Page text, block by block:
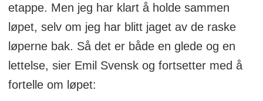
etappe. Men jeg har klart å holde sammen
løpet, selv om jeg har blitt jaget av de raske
løperne bak. Så det er både en glede og en
lettelse, sier Emil Svensk og fortsetter med å
fortelle om løpet: